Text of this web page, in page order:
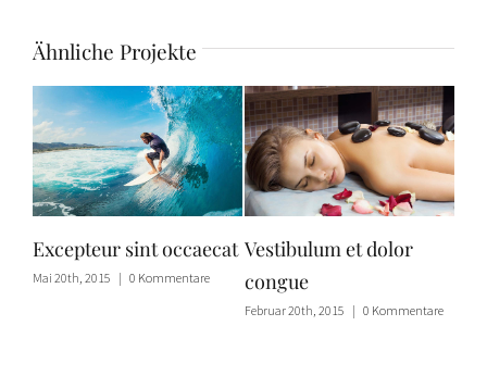
Ähnliche Projekte
Excepteur sint occaecat
Mai 20th, 2015 | 0 Kommentare
Vestibulum et dolor
congue
Februar 20th, 2015 | 0 Kommentare